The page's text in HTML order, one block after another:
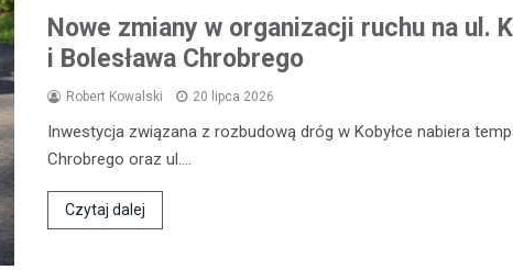
Nowe zmiany w organizacji ruchu na ul.
i Bolesława Chrobrego
Robert Kowalski 20 lipca 2026
Inwestycja związana z rozbudową dróg w Kobyłce nabiera
Chrobrego oraz ul.…
Czytaj dalej